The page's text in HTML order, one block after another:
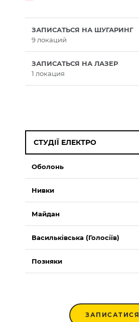
ЗАПИСАТЬСЯ НА ШУГАРИНГ
9 локаций
ЗАПИСАТЬСЯ НА ЛАЗЕР
1 локация
СТУДІЇ ЕЛЕКТРО
Оболонь
Нивки
Майдан
Васильківська (Голосіїв)
Позняки
ЗАПИСАТИСЯ